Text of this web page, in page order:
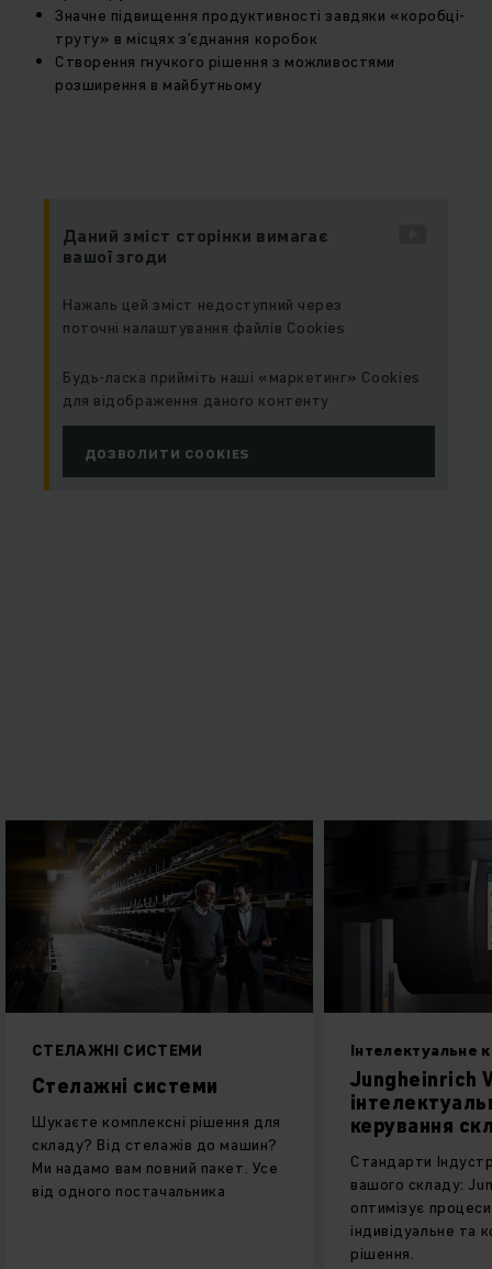
Значне підвищення продуктивності завдяки «коробці-
труту» в місцях з’єднання коробок
Створення гнучкого рішення з можливостями
розширення в майбутньому
Даний зміст сторінки вимагає
вашої згоди
Нажаль цей зміст недоступний через
поточні налаштування файлів Cookies
Будь-ласка прийміть наші «маркетинг» Cookies
для відображення даного контенту
ДОЗВОЛИТИ COOKIES
СИСТЕМИ
системи
комплексні рішення для
Від стелажів до машин?
вам повний пакет. Усе
одного постачальника
Інтелектуальне
Jungheinrich WMS:
інтелектуальна
керування складом
Стандарти Індустрії 4.0
вашого складу:
оптимізує процеси як
індивідуальне та
рішення.